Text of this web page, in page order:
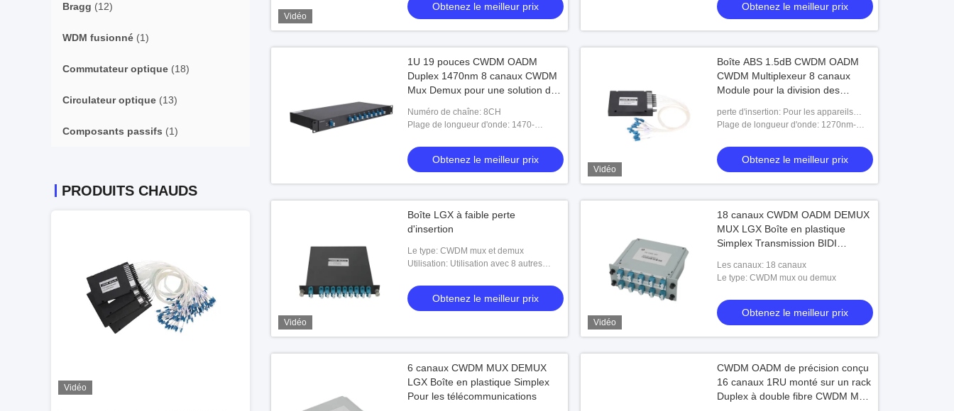
Bragg (12)
WDM fusionné (1)
Commutateur optique (18)
Circulateur optique (13)
Composants passifs (1)
PRODUITS CHAUDS
Vidéo
Vidéo
Obtenez le meilleur prix Obtenez le meilleur prix
1U 19 pouces CWDM OADM
Duplex 1470nm 8 canaux CWDM
Mux Demux pour une solution de
Numéro de chaîne: 8CH
Plage de longueur d'onde: 1470-
Obtenez le meilleur prix
Vidéo
Boîte ABS 1.5dB CWDM OADM
CWDM Multiplexeur 8 canaux
Module pour la division des
perte d'insertion: Pour les appareils
électroniques
Plage de longueur d'onde: 1270nm-
Obtenez le meilleur prix
Vidéo
Boîte LGX à faible perte
d'insertion
Le type: CWDM mux et demux
Utilisation: Utilisation avec 8 autres
rayonnage, transmission à double fibre
duple
Obtenez le meilleur prix
Vidéo
18 canaux CWDM OADM DEMUX
MUX LGX Boîte en plastique
Simplex Transmission BIDI
Les canaux: 18 canaux
Le type: CWDM mux ou demux
Obtenez le meilleur prix
6 canaux CWDM MUX DEMUX
LGX Boîte en plastique Simplex
Pour les télécommunications
CWDM OADM de précision conçu
16 canaux 1RU monté sur un rack
Duplex à double fibre CWDM Mux